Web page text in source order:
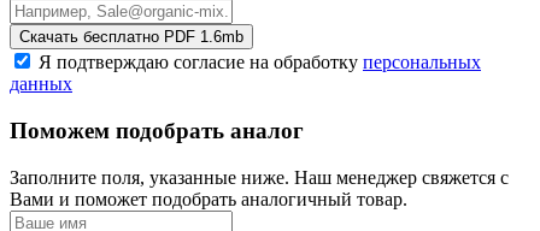
Скачать бесплатно PDF 1.6mb
Я подтверждаю согласие на обработку персональных
данных
Поможем подобрать аналог
Заполните поля, указанные ниже. Наш менеджер свяжется с
Вами и поможет подобрать аналогичный товар.